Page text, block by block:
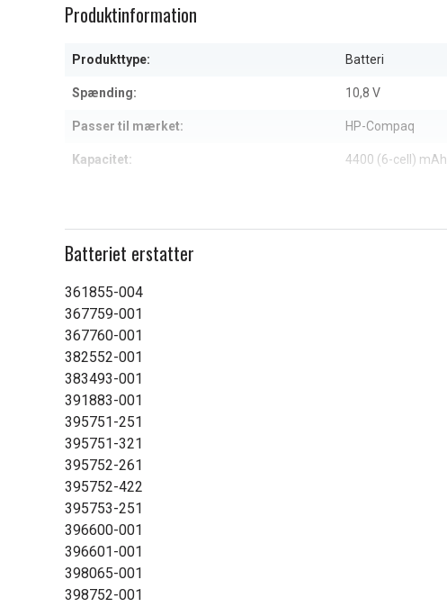
of
Produktinformation
Produkttype: Batteri
Spænding: 10,8 V
Passer til mærket: HP-Compaq
Kapacitet: 4400 (6-cell) mAh
Batteriet erstatter
361855-004
367759-001
367760-001
382552-001
383493-001
391883-001
395751-251
395751-321
395752-261
395752-422
395753-251
396600-001
396601-001
398065-001
398752-001